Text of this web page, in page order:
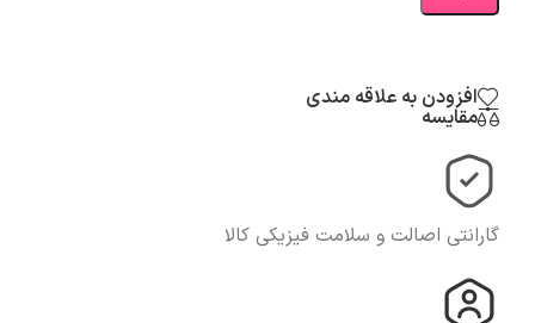
افزودن به علاقه مندی
مقایسه
گارانتی اصالت و سلامت فیزیکی کالا